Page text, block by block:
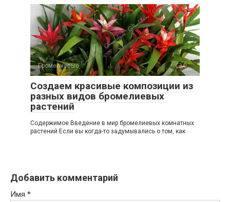
Бромелиевые 0
Создаем красивые композиции из
разных видов бромелиевых
растений
Содержимое Введение в мир бромелиевых комнатных
растений Если вы когда-то задумывались о том, как
Добавить комментарий
Имя *